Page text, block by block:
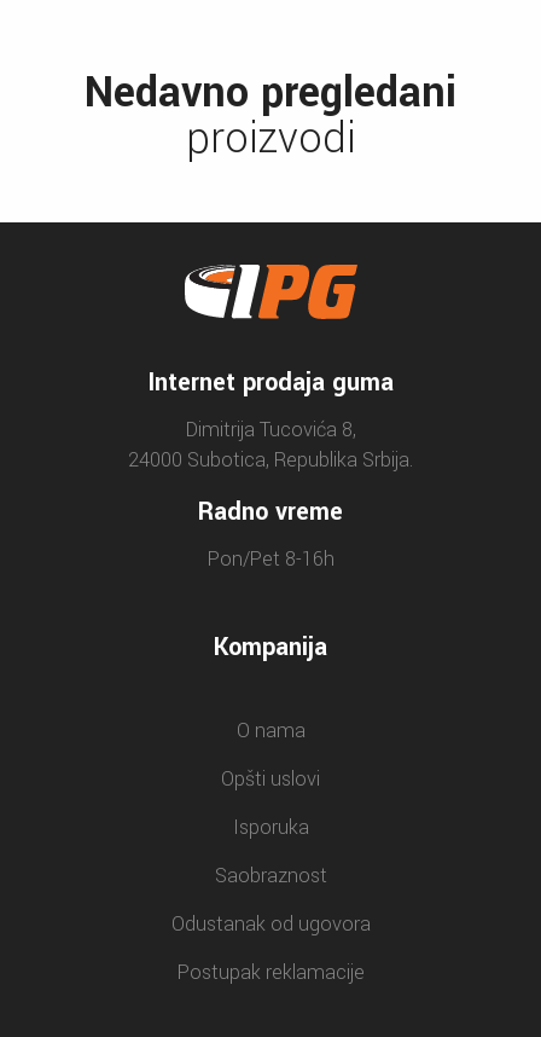
Nedavno pregledani
proizvodi
Internet prodaja guma
Dimitrija Tucovića 8,
24000 Subotica, Republika Srbija.
Radno vreme
Pon/Pet 8-16h
Kompanija
O nama
Opšti uslovi
Isporuka
Saobraznost
Odustanak od ugovora
Postupak reklamacije